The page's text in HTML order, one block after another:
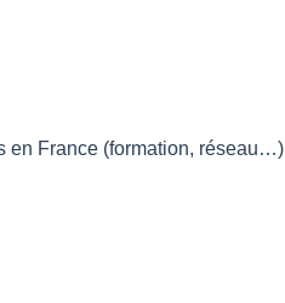
en France (formation, réseau…)